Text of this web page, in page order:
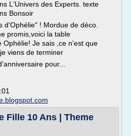
L'Univers des Experts. texte
Bonsoir
d'Ophélie" ! Mordue de déco.
promis,voici la table
Ophélie! Je sais ,ce n'est que
viens de terminer
pour...
Fille 10 Ans | Theme